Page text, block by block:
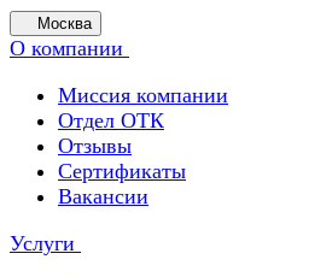
Москва
О компании
Миссия компании
Отдел ОТК
Отзывы
Сертификаты
Вакансии
Услуги